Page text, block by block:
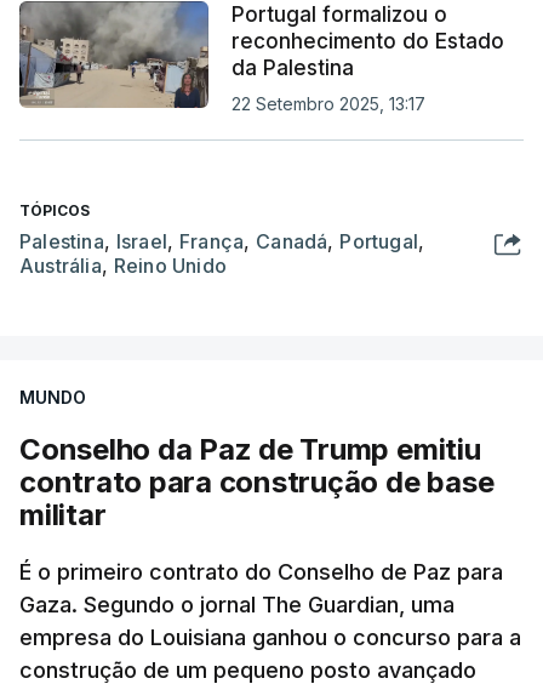
Portugal formalizou o
reconhecimento do Estado
da Palestina
22 Setembro 2025, 13:17
TÓPICOS
Palestina, Israel, França, Canadá, Portugal,
Austrália, Reino Unido
MUNDO
Conselho da Paz de Trump emitiu
contrato para construção de base
militar
É o primeiro contrato do Conselho de Paz para
Gaza. Segundo o jornal The Guardian, uma
empresa do Louisiana ganhou o concurso para a
construção de um pequeno posto avançado